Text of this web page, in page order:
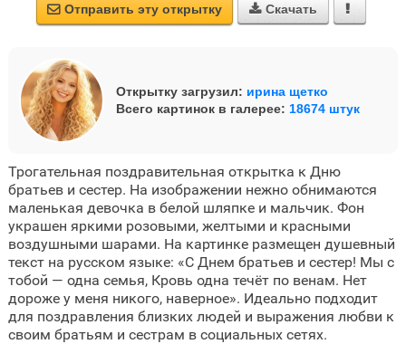
 Отправить эту открытку  Скачать 
Открытку загрузил: ирина щетко
Всего картинок в галерее: 18674 штук
Трогательная поздравительная открытка к Дню
братьев и сестер. На изображении нежно обнимаются
маленькая девочка в белой шляпке и мальчик. Фон
украшен яркими розовыми, желтыми и красными
воздушными шарами. На картинке размещен душевный
текст на русском языке: «С Днем братьев и сестер! Мы с
тобой — одна семья, Кровь одна течёт по венам. Нет
дороже у меня никого, наверное». Идеально подходит
для поздравления близких людей и выражения любви к
своим братьям и сестрам в социальных сетях.